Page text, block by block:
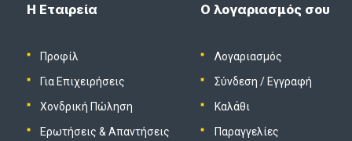
Η Εταιρεία
Προφίλ
Για Επιχειρήσεις
Χονδρική Πώληση
Ερωτήσεις & Απαντήσεις
Ο λογαριασμός σου
Λογαριασμός
Σύνδεση / Εγγραφή
Καλάθι
Παραγγελίες